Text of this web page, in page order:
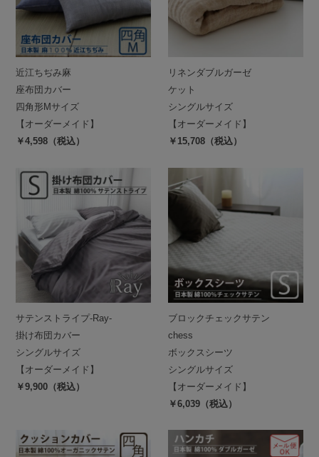
近江ちぢみ麻
座布団カバー
四角形Mサイズ
【オーダーメイド】
￥4,598（税込）
リネンダブルガーゼ
ケット
シングルサイズ
【オーダーメイド】
￥15,708（税込）
サテンストライプ-Ray-
掛け布団カバー
シングルサイズ
【オーダーメイド】
￥9,900（税込）
ブロックチェックサテン
chess
ボックスシーツ
シングルサイズ
【オーダーメイド】
￥6,039（税込）